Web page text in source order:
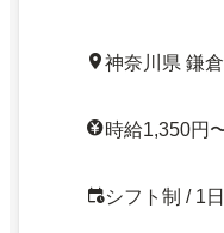
神奈川県 鎌
時給1,350円
シフト制 / 1